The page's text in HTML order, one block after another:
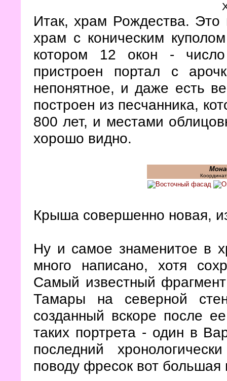
Итак, храм Рождества. Это
храм с коническим
котором 12 окон -
пристроен портал с
непонятное, и даже есть
построен из песчанника,
800 лет, и местами
хорошо видно.
Крыша совершенно новая,
Ну и самое знаменитое в
много написано, хотя
Самый известный
Тамары на северной
созданный вскоре после
таких портрета - один в
последний
поводу фресок вот большая